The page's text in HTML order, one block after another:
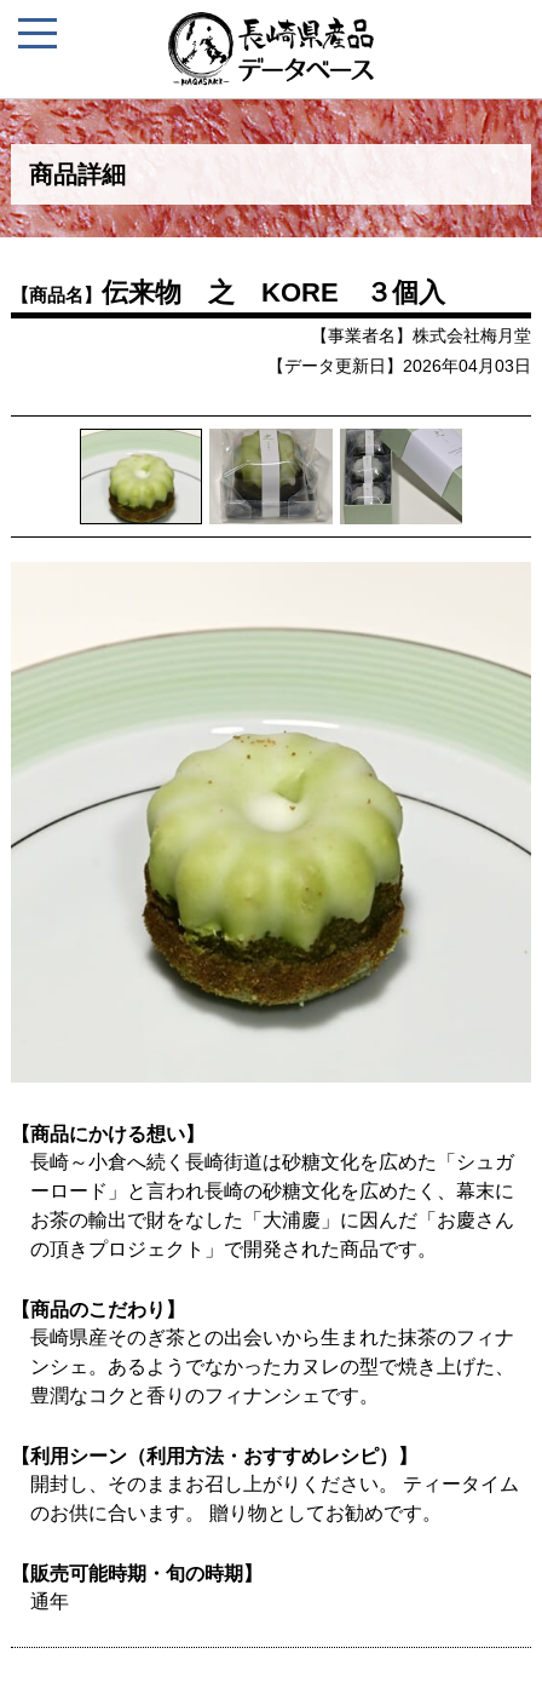
商品詳細
【商品名】伝来物 之 KORE ３個入
【事業者名】株式会社梅月堂
【データ更新日】2026年04月03日
【商品にかける想い】
長崎～小倉へ続く長崎街道は砂糖文化を広めた「シュガ
ーロード」と言われ長崎の砂糖文化を広めたく、幕末に
お茶の輸出で財をなした「大浦慶」に因んだ「お慶さん
の頂きプロジェクト」で開発された商品です。
【商品のこだわり】
長崎県産そのぎ茶との出会いから生まれた抹茶のフィナ
ンシェ。あるようでなかったカヌレの型で焼き上げた、
豊潤なコクと香りのフィナンシェです。
【利用シーン（利用方法・おすすめレシピ）】
開封し、そのままお召し上がりください。 ティータイム
のお供に合います。 贈り物としてお勧めです。
【販売可能時期・旬の時期】
通年